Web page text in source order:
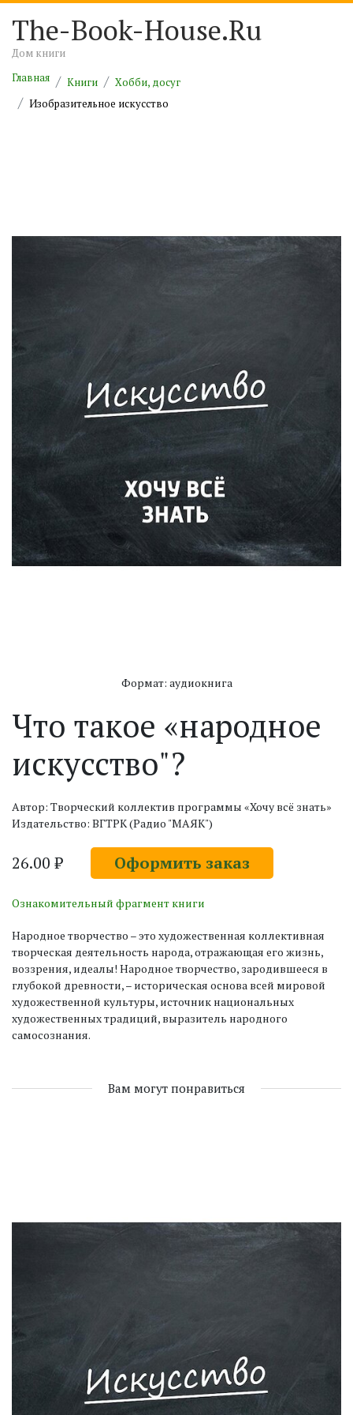
The-Book-House.Ru
Дом книги
Главная
Книги
Хобби, досуг
Изобразительное искусство
Формат: аудиокнига
Что такое «народное
искусство"?
Автор: Творческий коллектив программы «Хочу всё знать»
Издательство: ВГТРК (Радио "МАЯК")
26.00 ₽ Оформить заказ
Ознакомительный фрагмент книги
Народное творчество – это художественная коллективная
творческая деятельность народа, отражающая его жизнь,
воззрения, идеалы! Народное творчество, зародившееся в
глубокой древности, – историческая основа всей мировой
художественной культуры, источник национальных
художественных традиций, выразитель народного
самосознания.
Вам могут понравиться